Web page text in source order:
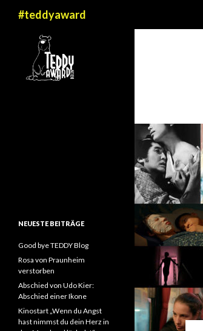
#teddyaward
NEUESTE BEITRÄGE
Good bye TEDDY Blog
Rosa von Praunheim
verstorben
Abschied von Udo Kier:
Abschied einer Ikone
Kinostart „Wenn du Angst
hast nimmst du dein Herz in